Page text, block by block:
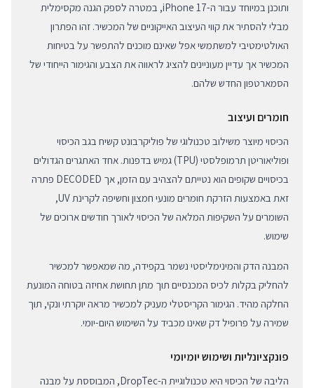
ותוכנן במיוחד עבור ה-iPhone 17, במטרה לספק הגנה מקסימלית
מבלי להסתיר את קווי העיצוב האייקוניים של המכשיר. זהו הפתרון
האולטימטיבי למשתמשי אפל שאינם מוכנים להתפשר על בטיחות
המכשיר אך עדיין מעוניינים להציג לראווה את הצבע והגימור הייחודי של
הסמארטפון החדש שלהם.
חומרים ועיצוב
הכיסוי מיוצר משילוב טכנולוגי של פוליקרבונט קשיח בגב הכיסוי
ופוליאוריטן תרמופלסטי (TPU) גמיש בדפנות. אחד האתגרים הגדולים
בכיסויים שקופים הוא נטייתם להצהיב עם הזמן, אך DECODED פתרה
זאת באמצעות הזרקת חומרים מונעי חמצון וחשיפה לקרינת UV,
השומרים על השקיפות המלאה של הכיסוי לאורך חודשים ארוכים של
שימוש.
המבנה הדק והמינימליסטי נשמר בקפידה, מה שמאפשר למכשיר
להחליק בקלות לכיס המכנסיים תוך מתן תחושת אחיזה בטוחה המונעת
החלקה מהיד. הגימור הקריסטלי מעניק למכשיר מראה יוקרתי ונקי, תוך
שמירה על פרופיל דק שאינו מכביד על השימוש היום-יומי.
פונקציונליות ושימוש יומיומי
הליבה של הכיסוי היא טכנולוגיית ה-DropTec, המבוססת על מבנה